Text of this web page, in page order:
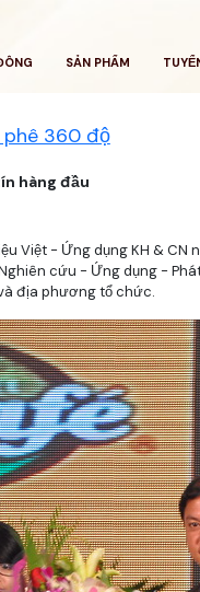
SẢN PHẨM
phê 360 độ
hàng đầu
Việt - Ứng dụng KH & CN
cứu - Ứng dụng -
địa phương tổ chức.